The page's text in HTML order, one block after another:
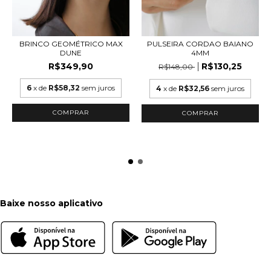
BRINCO GEOMÉTRICO MAX
DUNE
R$349,90
6 x de R$58,32 sem juros
COMPRAR
PULSEIRA CORDAO BAIANO
4MM
R$148,00
R$130,25
4 x de R$32,56 sem juros
COMPRAR
Baixe nosso aplicativo